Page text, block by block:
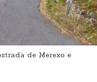
de Merexo e